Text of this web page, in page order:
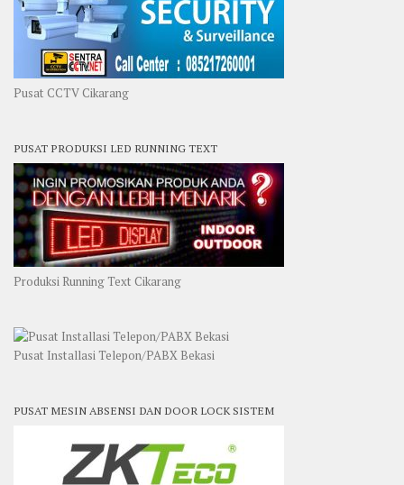
Pusat CCTV Cikarang
PUSAT PRODUKSI LED RUNNING TEXT
Produksi Running Text Cikarang
Pusat Installasi Telepon/PABX Bekasi
PUSAT MESIN ABSENSI DAN DOOR LOCK SISTEM